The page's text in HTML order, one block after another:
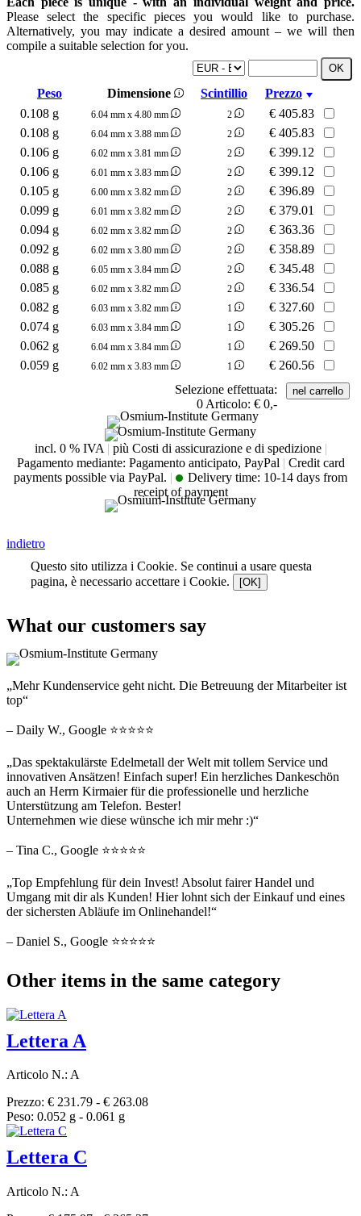
Please select the specific pieces you would like to purchase.
Alternatively, you may indicate a desired amount – we will then
compile a suitable selection for you.
Peso Dimensione Scintillio
Prezzo
0.108 g
6.04 mm x 4.80 mm 2 € 405.83
0.108 g
6.04 mm x 3.88 mm 2 € 405.83
0.106 g
6.02 mm x 3.81 mm 2 € 399.12
0.106 g
6.01 mm x 3.83 mm 2 € 399.12
0.105 g
6.00 mm x 3.82 mm 2 € 396.89
0.099 g
6.01 mm x 3.82 mm 2 € 379.01
0.094 g
6.02 mm x 3.82 mm 2 € 363.36
0.092 g
6.02 mm x 3.80 mm 2 € 358.89
0.088 g
6.05 mm x 3.84 mm 2 € 345.48
0.085 g
6.02 mm x 3.82 mm 2 € 336.54
0.082 g
6.03 mm x 3.82 mm 1 € 327.60
0.074 g
6.03 mm x 3.84 mm 1 € 305.26
0.062 g
6.04 mm x 3.84 mm 1 € 269.50
0.059 g
6.02 mm x 3.83 mm 1 € 260.56
Selezione effettuata:
0 Articolo: € 0,-
incl. 0 % IVA | più Costi di assicurazione e di spedizione |
Pagamento mediante: Pagamento anticipato, PayPal | Credit card
payments possible via PayPal. | Delivery time: 10-14 days from
receipt of payment
indietro
Questo sito utilizza i Cookie. Se continui a usare questa
pagina, è necessario accettare i Cookie.
[OK]
What our customers say
„Mehr Kundenservice geht nicht. Die Betreuung der Mitarbeiter ist
top“
– Daily W., Google ⭐⭐⭐⭐⭐
„Das spektakulärste Edelmetall der Welt mit tollem Service und
innovativen Ansätzen! Einfach super! Ein herzliches Dankeschön
auch an Herrn Kirmaier für die professionelle und herzliche
Unterstützung am Telefon. Bester!
Unternehmen wie diese wünsche ich mir mehr :)“
– Tina C., Google ⭐⭐⭐⭐⭐
„Top Empfehlung für dein Invest! Absolut fairer Handel und
Umgang mit dir als Kunden! Hier lohnt sich der Einkauf und eines
der sichersten Abläufe im Onlinehandel!“
– Daniel S., Google ⭐⭐⭐⭐⭐
Other items in the same category
Lettera A
Articolo N.: A
Prezzo: € 231.79 - € 263.08
Peso: 0.052 g - 0.061 g
Lettera C
Articolo N.: A